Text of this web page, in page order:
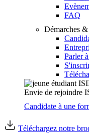
FAQ
Démarches
Parler
Envie de rejoindre
Candidate à une
Téléchargez notre